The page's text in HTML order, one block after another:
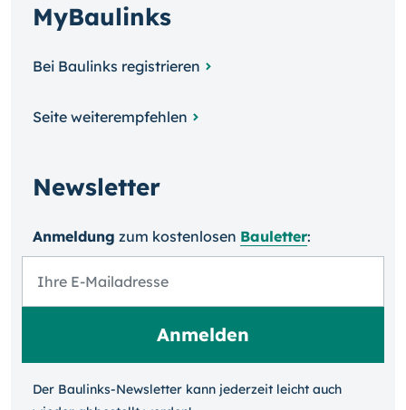
MyBaulinks
Bei Baulinks registrieren
Seite weiterempfehlen
Newsletter
Anmeldung zum kosten­losen Bauletter:
Der Baulinks-Newsletter kann jeder­zeit leicht auch